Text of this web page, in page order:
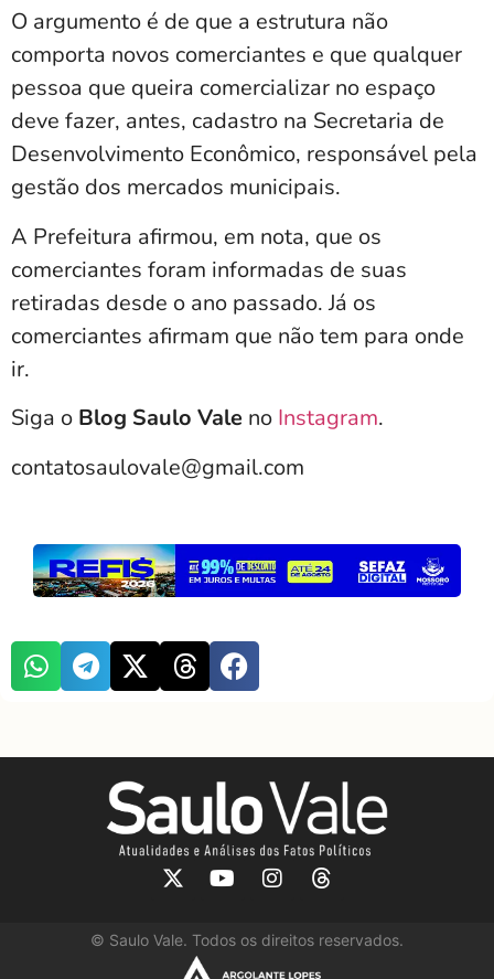
O argumento é de que a estrutura não
comporta novos comerciantes e que qualquer
pessoa que queira comercializar no espaço
deve fazer, antes, cadastro na Secretaria de
Desenvolvimento Econômico, responsável pela
gestão dos mercados municipais.
A Prefeitura afirmou, em nota, que os
comerciantes foram informadas de suas
retiradas desde o ano passado. Já os
comerciantes afirmam que não tem para onde
ir.
Siga o Blog Saulo Vale no Instagram.
contatosaulovale@gmail.com
© Saulo Vale. Todos os direitos reservados.